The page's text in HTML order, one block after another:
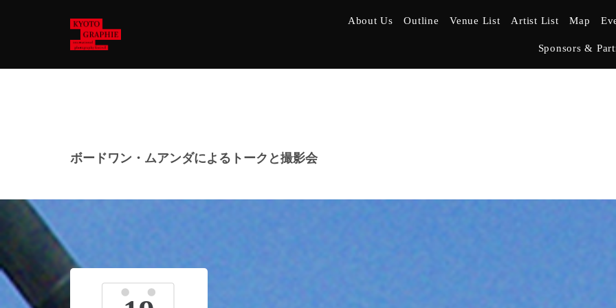
About Us Outline Venue List Artist List Map
Sponsors &
ボードワン・ムアンダによるトークと撮影会